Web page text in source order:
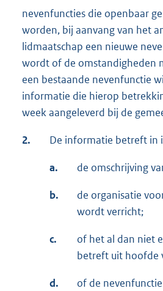
nevenfuncties die openbaar
worden, bij aanvang van het
lidmaatschap een nieuwe
wordt of de omstandigheden
een bestaande nevenfunctie
informatie die hierop
week aangeleverd bij de
2. De informatie betreft in
a. de omschrijving
b.
de organisatie
wordt verricht;
c.
of het al dan niet
betreft uit hoofde
d.
of de